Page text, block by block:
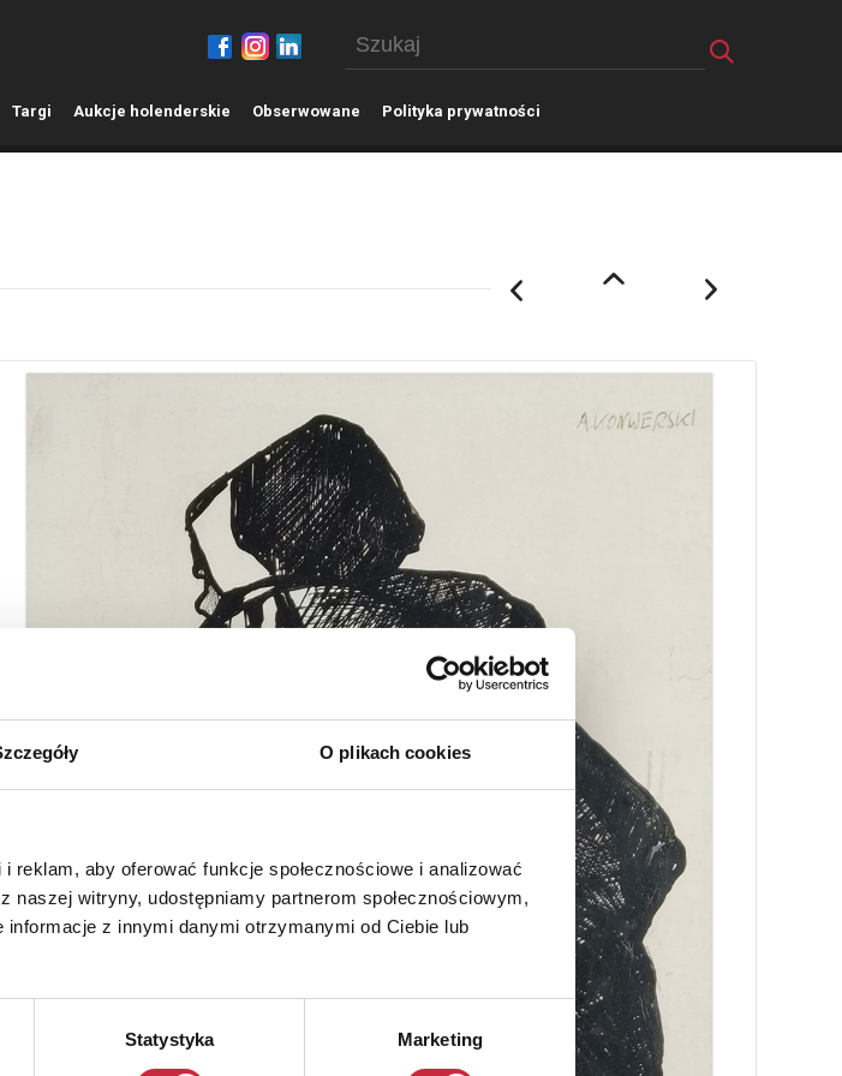
O plikach cookies
aby oferować funkcje społecznościowe i analizować
witryny, udostępniamy partnerom społecznościowym,
z innymi danymi otrzymanymi od Ciebie lub
Statystyka Marketing
Targi Aukcje holenderskie Obserwowane Polityka prywatności